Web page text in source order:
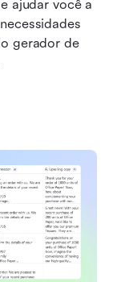
ajudar você a
gerador de